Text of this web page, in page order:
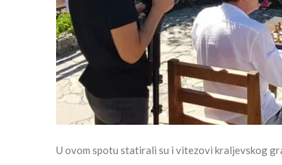
U ovom spotu statirali su i vitezovi kraljevskog